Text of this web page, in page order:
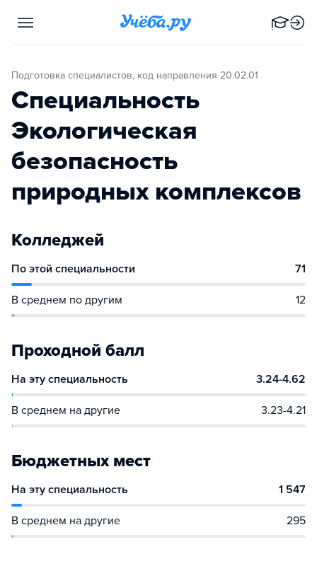
Подготовка специалистов, код направления 20.02.01
Специальность
Экологическая
безопасность
природных комплексов
Колледжей
По этой специальности 71
В среднем по другим 12
Проходной балл
На эту специальность 3.24-4.62
В среднем на другие 3.23-4.21
Бюджетных мест
На эту специальность 1 547
В среднем на другие 295